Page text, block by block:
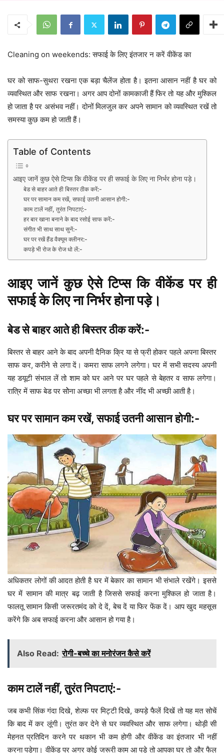
Cleaning on weekends: सफाई के लिए इंतजार न करें वीकेंड का
घर को साफ-सुथरा रखना एक बड़ा चैलेंज होता है। इतना आसान नहीं है घर को
व्यवस्थित और साफ रखना। अगर आप दोनों कामकाजी हैं फिर तो यह और मुश्किल
हो जाता है पर असंभव नहीं। दोनों मिलजुल कर अपने सामान को व्यवस्थित रखें तो
समस्या कुछ कम हो जाती हैं।
Table of Contents
आइए जानें कुछ ऐसे टिप्स कि वीकेंड पर ही सफाई के लिए ना निर्भर होना पड़े।
बेड से बाहर आते ही बिस्तर ठीक करें:-
घर पर सामान कम रखें, सफाई उतनी आसान होगी:-
काम टालें नहीं, तुरंत निपटाएं:-
हर बार खाना बनाने के बाद रसोई साफ करें:-
संगीत भी साथ साथ सुनें:-
घर पर रखें हैंड वैक्यूम क्लीनर:-
कपड़े भी रोज के रोज धो लें:-
आइए जानें कुछ ऐसे टिप्स कि वीकेंड पर ही
सफाई के लिए ना निर्भर होना पड़े।
बेड से बाहर आते ही बिस्तर ठीक करें:-
बिस्तर से बाहर आने के बाद अपनी दैनिक क्रि या से फ्री होकर पहले अपना बिस्तर
साफ कर, करीने से लगा दें। कमरा साफ लगने लगेगा। घर में सभी सदस्य अपनी
यह डयूटी संभाल लें तो शाम को घर आने पर घर पहले से बेहतर व साफ लगेगा।
रात्रि में साफ बेड पर सोेना अच्छा भी लगता है और नींद भी अच्छी आती है।
घर पर सामान कम रखें, सफाई उतनी आसान होगी:-
अधिकतर लोगों की आदत होती है घर में बेकार का सामान भी संभाले रखेंगे। इससे
घर में सामान की मात्र बढ़ जाती है जिससे सफाई करना मुश्किल हो जाता है।
फालतू सामान किसी जरूरतमंद को दे दें, बेच दें या फिर फेंक दें। आप खुद महसूस
करेंगे कि अब सफाई करना और आसान हो गया है।
Also Read: रोगी-बच्चे का मनोरंजन कैसे करें
काम टालें नहीं, तुरंत निपटाएं:-
जब कभी सिंक गंदा दिखे, शेल्फ पर मिट्टी दिखे, कपड़े फैलें दिखें तो यह मत सोचें
कि बाद में कर लूंगी। तुरंत कर देने से घर व्यवस्थित और साफ लगेगा। थोड़ी सी
मेहनत प्रतिदिन करने पर थकान भी कम होगी और वीकेंड का इंतजार भी नहीं
करना पड़ेगा। वीकेंड पर अगर कोई जरूरी काम आ पड़े तो आपका घर तो और फैल